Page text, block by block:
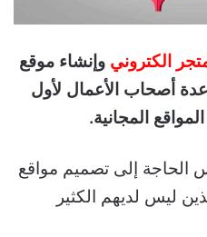
الكتروني وإنشاء موقع
أصحاب الأعمال لأول
المجانية.
إلى تصميم مواقع
ليس لديهم الكثير